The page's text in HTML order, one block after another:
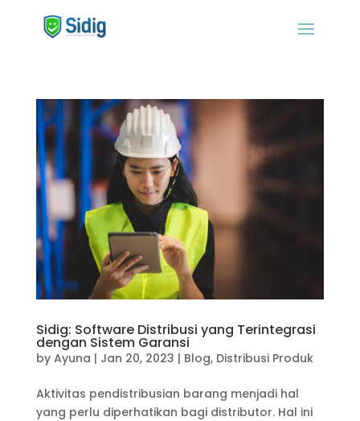
Sidig: Software Distribusi yang Terintegrasi
dengan Sistem Garansi
by Ayuna | Jan 20, 2023 | Blog, Distribusi Produk
Aktivitas pendistribusian barang menjadi hal
yang perlu diperhatikan bagi distributor. Hal ini